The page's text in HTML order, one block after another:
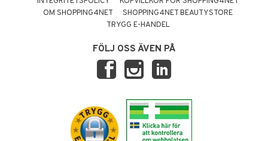
OM SHOPPING4NET
SHOPPING4NET BEAUTYSTORE
TRYGG E-HANDEL
FÖLJ OSS ÄVEN PÅ